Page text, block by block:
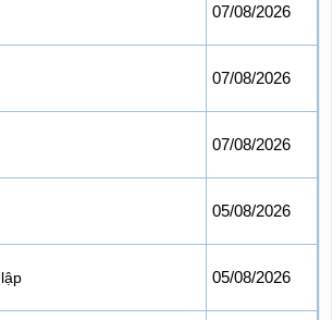
07/08/2026
07/08/2026
07/08/2026
05/08/2026
05/08/2026